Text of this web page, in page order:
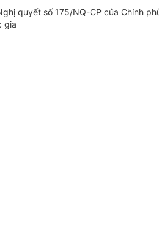
quyết số 175/NQ-CP của Chính
gia